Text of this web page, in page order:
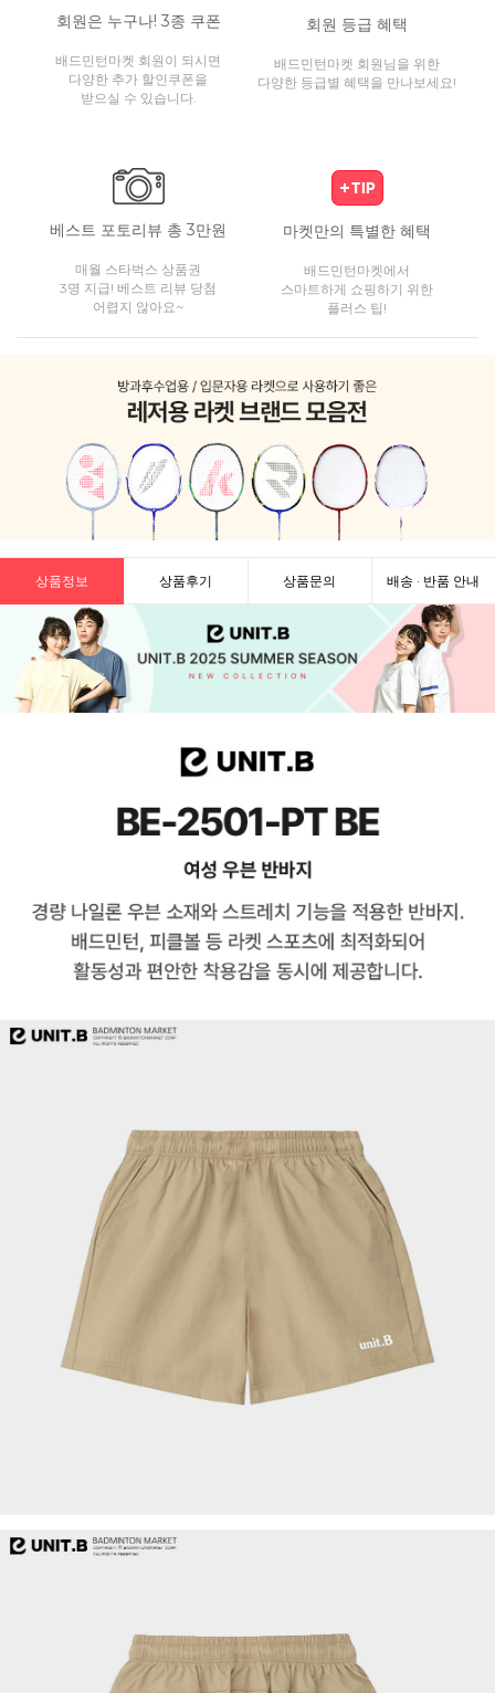
회원은 누구나! 3종 쿠폰
배드민턴마켓 회원이 되시면
다양한 추가 할인쿠폰을
받으실 수 있습니다.
회원 등급 혜택
배드민턴마켓 회원님을 위한
다양한 등급별 혜택을 만나보세요!
베스트 포토리뷰 총 3만원
매월 스타벅스 상품권
3명 지급! 베스트 리뷰 당첨
어렵지 않아요~
마켓만의 특별한 혜택
배드민턴마켓에서
스마트하게 쇼핑하기 위한
플러스 팁!
상품정보 상품후기 상품문의 배송 · 반품 안내